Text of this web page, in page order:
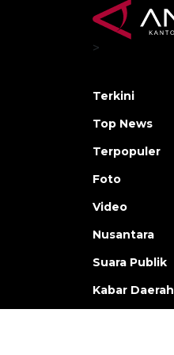
>
Terkini
Top News
Terpopuler
Foto
Video
Nusantara
Suara Publik
Kabar Daerah